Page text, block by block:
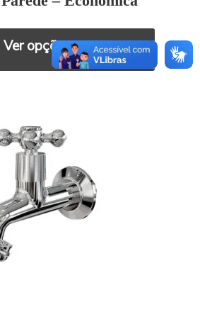
Ver opções